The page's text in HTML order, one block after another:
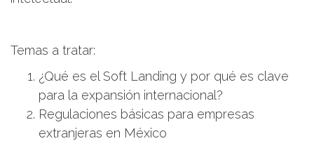
Temas a tratar:
¿Qué es el Soft Landing y por qué es clave
para la expansión internacional?
Regulaciones básicas para empresas
extranjeras en México